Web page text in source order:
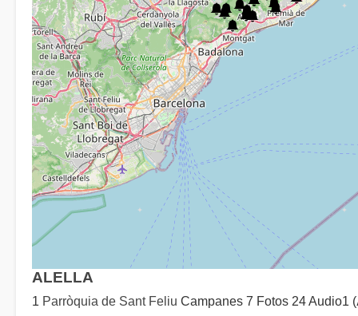
ALELLA
1 Parròquia de Sant Feliu Campanes 7 Fotos 24 Audio1 (